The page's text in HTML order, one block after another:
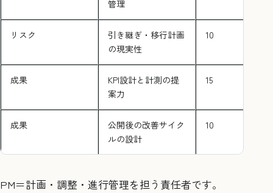
管理
リスク
引き継ぎ・移行計画
の現実性
10
成果
KPI設計と計測の提
案力
15
成果
公開後の改善サイク
ルの設計
10
PM＝計画・調整・進行管理を担う責任者です。